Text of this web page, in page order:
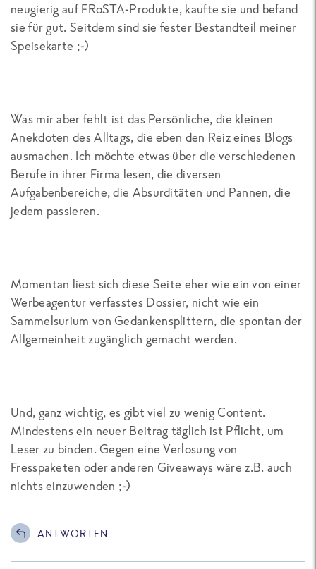
neugierig auf FRoSTA-Produkte, kaufte sie und befand
sie für gut. Seitdem sind sie fester Bestandteil meiner
Speisekarte ;-)
Was mir aber fehlt ist das Persönliche, die kleinen
Anekdoten des Alltags, die eben den Reiz eines Blogs
ausmachen. Ich möchte etwas über die verschiedenen
Berufe in ihrer Firma lesen, die diversen
Aufgabenbereiche, die Absurditäten und Pannen, die
jedem passieren.
Momentan liest sich diese Seite eher wie ein von einer
Werbeagentur verfasstes Dossier, nicht wie ein
Sammelsurium von Gedankensplittern, die spontan der
Allgemeinheit zugänglich gemacht werden.
Und, ganz wichtig, es gibt viel zu wenig Content.
Mindestens ein neuer Beitrag täglich ist Pflicht, um
Leser zu binden. Gegen eine Verlosung von
Fresspaketen oder anderen Giveaways wäre z.B. auch
nichts einzuwenden ;-)
ANTWORTEN